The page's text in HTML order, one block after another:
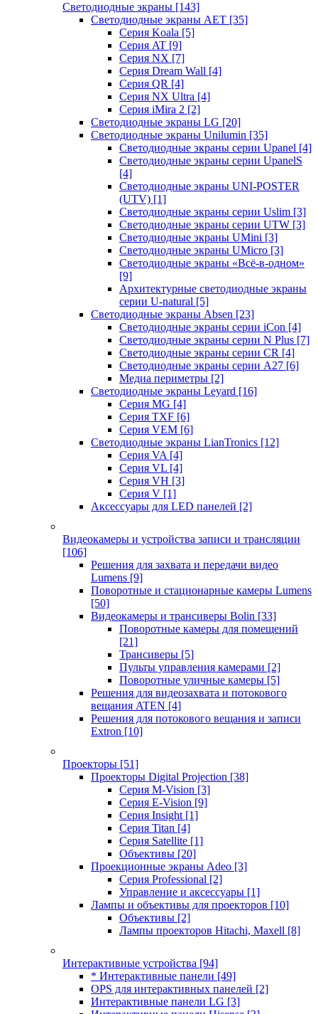
Светодиодные экраны [143]
Светодиодные экраны AET [35]
Cерия Koala [5]
Серия AT [9]
Серия NX [7]
Серия Dream Wall [4]
Серия QR [4]
Серия NX Ultra [4]
Серия iMira 2 [2]
Светодиодные экраны LG [20]
Светодиодные экраны Unilumin [35]
Светодиодные экраны серии Upanel [4]
Светодиодные экраны серии UpanelS
[4]
Светодиодные экраны UNI-POSTER
(UTV) [1]
Светодиодные экраны серии Uslim [3]
Светодиодные экраны серии UTW [3]
Светодиодные экраны UMini [3]
Светодиодные экраны UMicro [3]
Светодиодные экраны «Всё-в-одном»
[9]
Архитектурные светодиодные экраны
серии U-natural [5]
Светодиодные экраны Absen [23]
Светодиодные экраны серии iCon [4]
Светодиодные экраны серии N Plus [7]
Светодиодные экраны серии CR [4]
Светодиодные экраны серии А27 [6]
Медиа периметры [2]
Светодиодные экраны Leyard [16]
Серия MG [4]
Серия TXF [6]
Серия VEM [6]
Светодиодные экраны LianTronics [12]
Серия VA [4]
Серия VL [4]
Серия VH [3]
Серия V [1]
Аксессуары для LED панелей [2]
Видеокамеры и устройства записи и трансляции
[106]
Решения для захвата и передачи видео
Lumens [9]
Поворотные и стационарные камеры Lumens
[50]
Видеокамеры и трансиверы Bolin [33]
Поворотные камеры для помещений
[21]
Трансиверы [5]
Пульты управления камерами [2]
Поворотные уличные камеры [5]
Решения для видеозахвата и потокового
вещания ATEN [4]
Решения для потокового вещания и записи
Extron [10]
Проекторы [51]
Проекторы Digital Projection [38]
Серия M-Vision [3]
Серия E-Vision [9]
Серия Insight [1]
Серия Titan [4]
Серия Satellite [1]
Объективы [20]
Проекционные экраны Adeo [3]
Серия Professional [2]
Управление и аксессуары [1]
Лампы и объективы для проекторов [10]
Объективы [2]
Лампы проекторов Hitachi, Maxell [8]
Интерактивные устройства [94]
* Интерактивные панели [49]
OPS для интерактивных панелей [2]
Интерактивные панели LG [3]